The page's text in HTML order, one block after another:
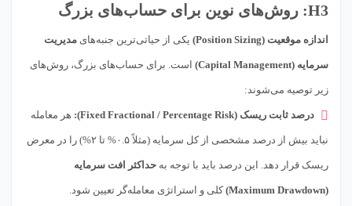
H3: روش‌های نوین برای حساب‌های بزرگ
اندازه موقعیت (Position Sizing) یکی از حیاتی‌ترین جنبه‌های مدیریت
سرمایه (Capital Management) است. برای حساب‌های بزرگ، روش‌های
زیر توصیه می‌شوند:
درصد ثابت ریسک (Fixed Fractional / Percentage Risk): هر معامله
نباید بیش از درصد مشخصی از کل سرمایه (مثلاً ۰.۵% تا ۲%) را در معرض
ریسک قرار دهد. این درصد باید با توجه به حداکثر افت سرمایه
(Maximum Drawdown) کلی و استراتژی معامله‌گر تعیین شود.